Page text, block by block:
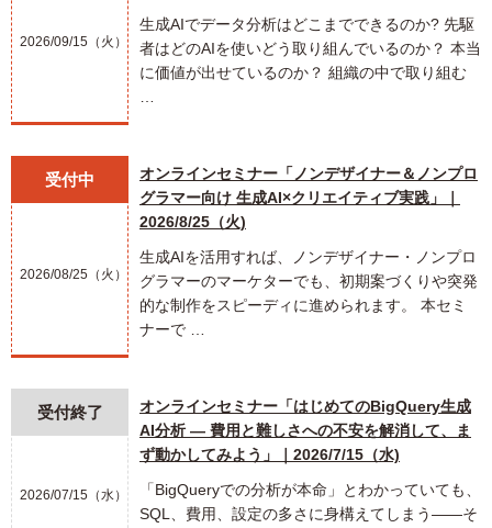
2026/09/15（火）
生成AIでデータ分析はどこまでできるのか? 先駆
者はどのAIを使いどう取り組んでいるのか？ 本当
に価値が出せているのか？ 組織の中で取り組む
…
受付中
2026/08/25（火）
オンラインセミナー「ノンデザイナー＆ノンプロ
グラマー向け 生成AI×クリエイティブ実践」｜
2026/8/25（火)
生成AIを活用すれば、ノンデザイナー・ノンプロ
グラマーのマーケターでも、初期案づくりや突発
的な制作をスピーディに進められます。 本セミ
ナーで …
受付終了
2026/07/15（水）
オンラインセミナー「はじめてのBigQuery生成
AI分析 ― 費用と難しさへの不安を解消して、ま
ず動かしてみよう」｜2026/7/15（水)
「BigQueryでの分析が本命」とわかっていても、
SQL、費用、設定の多さに身構えてしまう――そ